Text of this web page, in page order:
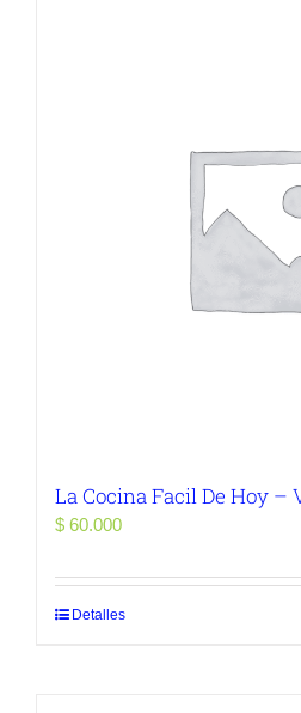
La Cocina Facil De Hoy –
$ 60.000
Detalles